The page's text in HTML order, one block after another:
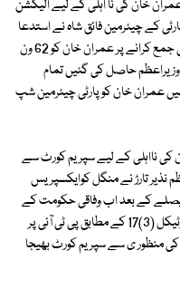
خان کی نا اہلی کے لیے الیکشن
کے چیئرمین فائق شاہ نے استدعا
کی کہ فیصل واوڈا کیس کی طرح جھوٹا بیان حلفی جمع کرانے پر عمران خان کو 62 ون
وزیراعظم حاصل کی گئیں تمام
عمران خان کو پارٹی چیئرمین شپ
نااہلی کے لیے سپریم کورٹ سے
نذیر تارڑ نے منگل کوایکسپریس
کے بعد اب وفاقی حکومت کے
پاس تین آپشنز ہیں جن میں پہلا آپشن آئین کے آرٹیکل (3)17 کے مطابق پی ٹی آئی پر
کی منظور ی سے سپریم کورٹ بھیجا